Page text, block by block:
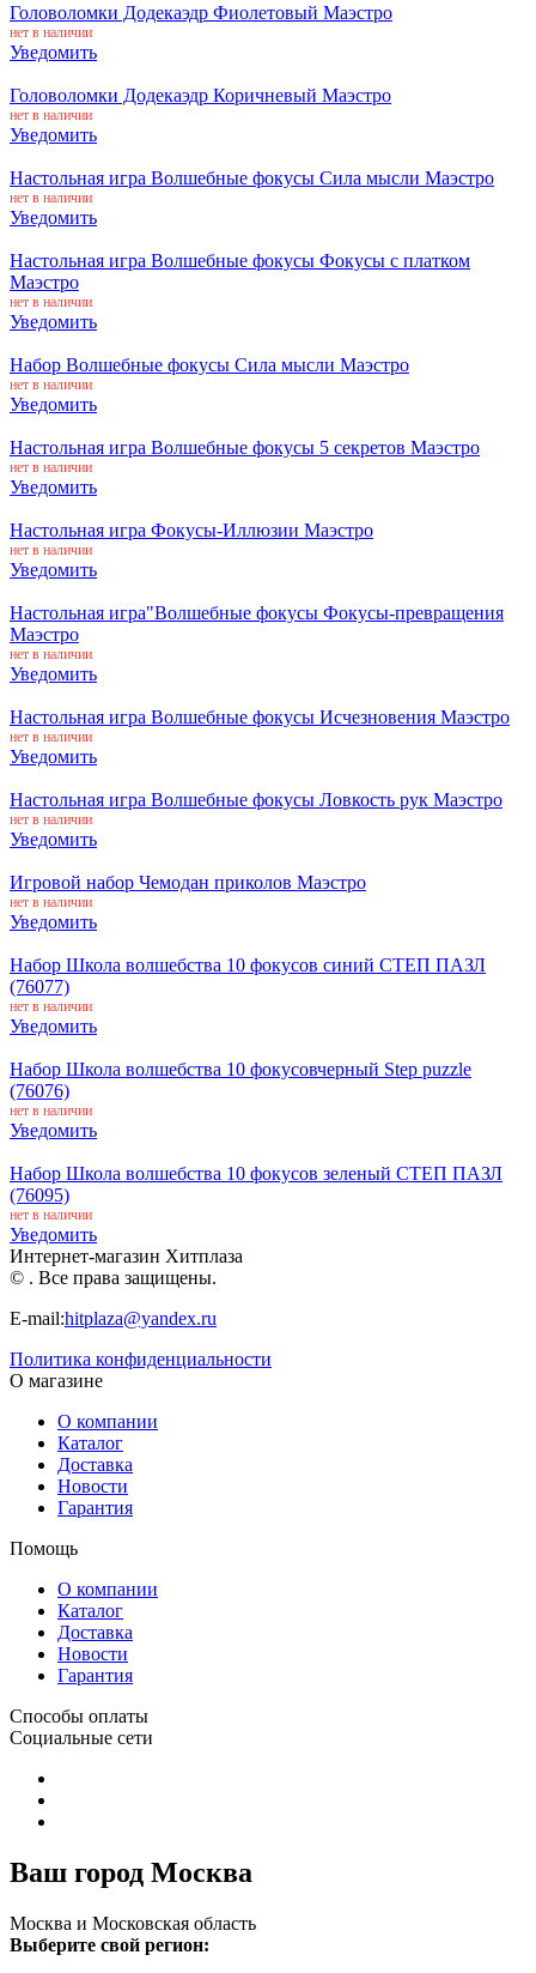
Головоломки Додекаэдр Фиолетовый Маэстро
нет в наличии
Уведомить
Головоломки Додекаэдр Коричневый Маэстро
нет в наличии
Уведомить
Настольная игра Волшебные фокусы Сила мысли Маэстро
нет в наличии
Уведомить
Настольная игра Волшебные фокусы Фокусы с платком
Маэстро
нет в наличии
Уведомить
Набор Волшебные фокусы Сила мысли Маэстро
нет в наличии
Уведомить
Настольная игра Волшебные фокусы 5 секретов Маэстро
нет в наличии
Уведомить
Настольная игра Фокусы-Иллюзии Маэстро
нет в наличии
Уведомить
Настольная игра"Волшебные фокусы Фокусы-превращения
Маэстро
нет в наличии
Уведомить
Настольная игра Волшебные фокусы Исчезновения Маэстро
нет в наличии
Уведомить
Настольная игра Волшебные фокусы Ловкость рук Маэстро
нет в наличии
Уведомить
Игровой набор Чемодан приколов Маэстро
нет в наличии
Уведомить
Набор Школа волшебства 10 фокусов синий СТЕП ПАЗЛ
(76077)
нет в наличии
Уведомить
Набор Школа волшебства 10 фокусовчерный Step puzzle
(76076)
нет в наличии
Уведомить
Набор Школа волшебства 10 фокусов зеленый СТЕП ПАЗЛ
(76095)
нет в наличии
Уведомить
Интернет-магазин Хитплаза
© . Все права защищены.
E-mail:hitplaza@yandex.ru
Политика конфиденциальности
О магазине
О компании
Каталог
Доставка
Новости
Гарантия
Помощь
О компании
Каталог
Доставка
Новости
Гарантия
Способы оплаты
Социальные сети
Ваш город Москва
Москва и Московская область
Выберите свой регион: